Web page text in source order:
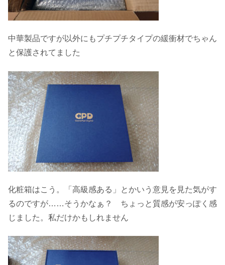
中華製品ですが以外にもプチプチタイプの緩衝材でちゃん
と保護されてました
化粧箱はこう。「高級感ある」とかいう意見を見た気がす
るのですが……そうかなぁ？ ちょっと質感が安っぽく感
じました。私だけかもしれません